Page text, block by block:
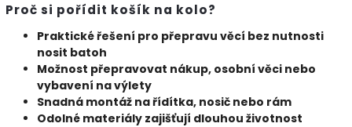
Proč si pořídit košík na kolo?
Praktické řešení pro přepravu věcí bez nutnosti
nosit batoh
Možnost přepravovat nákup, osobní věci nebo
vybavení na výlety
Snadná montáž na řídítka, nosič nebo rám
Odolné materiály zajišťují dlouhou životnost